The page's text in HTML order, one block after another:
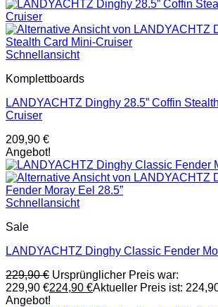
Schnellansicht
Komplettboards
LANDYACHTZ Dinghy 28.5” Coffin
Cruiser
209,90 €
Angebot!
Schnellansicht
Sale
LANDYACHTZ Dinghy Classic Fender
229,90€ Ursprünglicher Preis war:
229,90 €224,90 €Aktueller Preis ist:
Angebot!